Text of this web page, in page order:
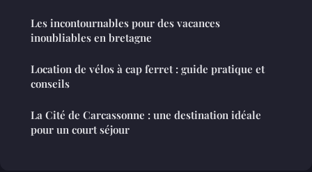
Les incontournables pour des vacances
inoubliables en bretagne
Location de vélos à cap ferret : guide pratique et
conseils
La Cité de Carcassonne : une destination idéale
pour un court séjour